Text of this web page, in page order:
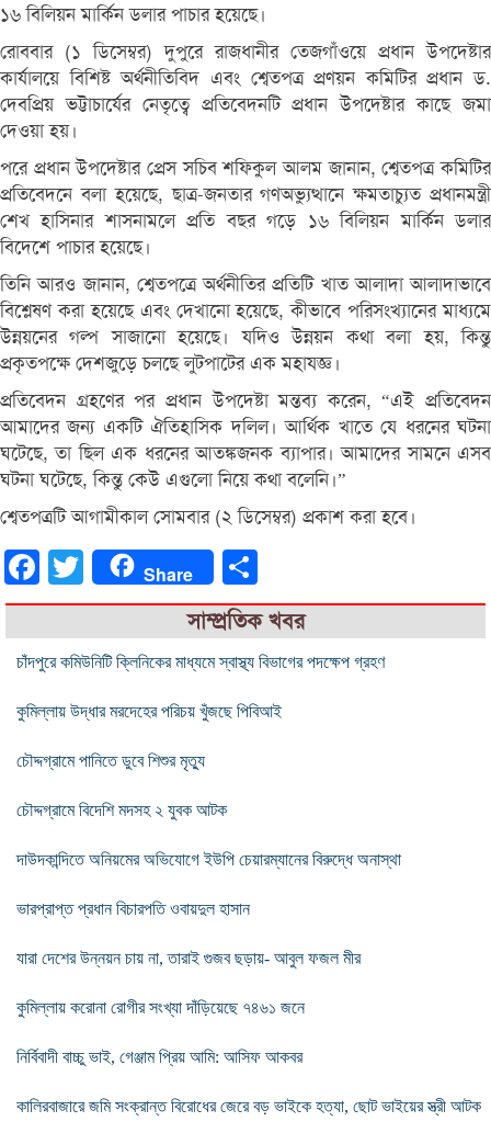
১৬ বিলিয়ন মার্কিন ডলার পাচার হয়েছে।
রোববার (১ ডিসেম্বর) দুপুরে রাজধানীর তেজগাঁওয়ে প্রধান উপদেষ্টার
কার্যালয়ে বিশিষ্ট অর্থনীতিবিদ এবং শ্বেতপত্র প্রণয়ন কমিটির প্রধান ড.
দেবপ্রিয় ভট্টাচার্যের নেতৃত্বে প্রতিবেদনটি প্রধান উপদেষ্টার কাছে জমা
দেওয়া হয়।
পরে প্রধান উপদেষ্টার প্রেস সচিব শফিকুল আলম জানান, শ্বেতপত্র কমিটির
প্রতিবেদনে বলা হয়েছে, ছাত্র-জনতার গণঅভ্যুত্থানে ক্ষমতাচ্যুত প্রধানমন্ত্রী
শেখ হাসিনার শাসনামলে প্রতি বছর গড়ে ১৬ বিলিয়ন মার্কিন ডলার
বিদেশে পাচার হয়েছে।
তিনি আরও জানান, শ্বেতপত্রে অর্থনীতির প্রতিটি খাত আলাদা আলাদাভাবে
বিশ্লেষণ করা হয়েছে এবং দেখানো হয়েছে, কীভাবে পরিসংখ্যানের মাধ্যমে
উন্নয়নের গল্প সাজানো হয়েছে। যদিও উন্নয়ন কথা বলা হয়, কিন্তু
প্রকৃতপক্ষে দেশজুড়ে চলছে লুটপাটের এক মহাযজ্ঞ।
প্রতিবেদন গ্রহণের পর প্রধান উপদেষ্টা মন্তব্য করেন, “এই প্রতিবেদন
আমাদের জন্য একটি ঐতিহাসিক দলিল। আর্থিক খাতে যে ধরনের ঘটনা
ঘটেছে, তা ছিল এক ধরনের আতঙ্কজনক ব্যাপার। আমাদের সামনে এসব
ঘটনা ঘটেছে, কিন্তু কেউ এগুলো নিয়ে কথা বলেনি।”
শ্বেতপত্রটি আগামীকাল সোমবার (২ ডিসেম্বর) প্রকাশ করা হবে।
FacebookTwitter Share
সাম্প্রতিক খবর
চাঁদপুরে কমিউনিটি ক্লিনিকের মাধ্যমে স্বাস্থ্য বিভাগের পদক্ষেপ গ্রহণ
কুমিল্লায় উদ্ধার মরদেহের পরিচয় খুঁজছে পিবিআই
চৌদ্দগ্রামে পানিতে ডুবে শিশুর মৃত্যু
চৌদ্দগ্রামে বিদেশি মদসহ ২ যুবক আটক
দাউদকান্দিতে অনিয়মের অভিযোগে ইউপি চেয়ারম্যানের বিরুদ্ধে অনাস্থা
ভারপ্রাপ্ত প্রধান বিচারপতি ওবায়দুল হাসান
যারা দেশের উন্নয়ন চায় না, তারাই গুজব ছড়ায়- আবুল ফজল মীর
কুমিল্লায় করোনা রোগীর সংখ্যা দাঁড়িয়েছে ৭৪৬১ জনে
নির্বিবাদী বাচ্চু ভাই, গেঞ্জাম প্রিয় আমি: আসিফ আকবর
কালিরবাজারে জমি সংক্রান্ত বিরোধের জেরে বড় ভাইকে হত্যা, ছোট ভাইয়ের স্ত্রী আটক